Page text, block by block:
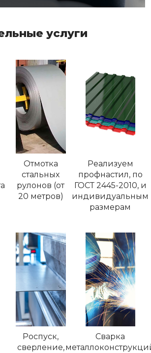
услуги
Отмотка
стальных
рулонов (от
20 метров)
Реализуем
профнастил, по
ГОСТ 2445-2010, и
индивидуальным
размерам
Роспуск,
сверление,
Сварка